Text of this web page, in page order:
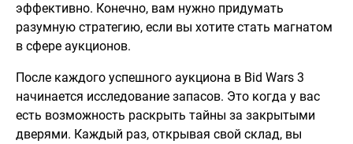
эффективно. Конечно, вам нужно придумать
разумную стратегию, если вы хотите стать магнатом
в сфере аукционов.
После каждого успешного аукциона в Bid Wars 3
начинается исследование запасов. Это когда у вас
есть возможность раскрыть тайны за закрытыми
дверями. Каждый раз, открывая свой склад, вы